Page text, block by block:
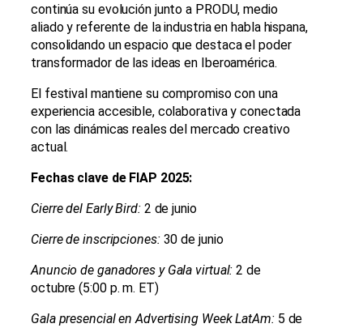
continúa su evolución junto a PRODU, medio
aliado y referente de la industria en habla hispana,
consolidando un espacio que destaca el poder
transformador de las ideas en Iberoamérica.
El festival mantiene su compromiso con una
experiencia accesible, colaborativa y conectada
con las dinámicas reales del mercado creativo
actual.
Fechas clave de FIAP 2025:
Cierre del Early Bird:2 de junio
Cierre de inscripciones:30 de junio
Anuncio de ganadores y Gala virtual: 2 de
octubre (5:00 p. m. ET)
Gala presencial en Advertising Week LatAm:5 de